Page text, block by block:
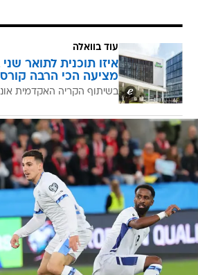
עוד בוואלה
איזו תוכנית לתואר
מציעה הכי הרבה
בשיתוף הקריה האקדמית אונו